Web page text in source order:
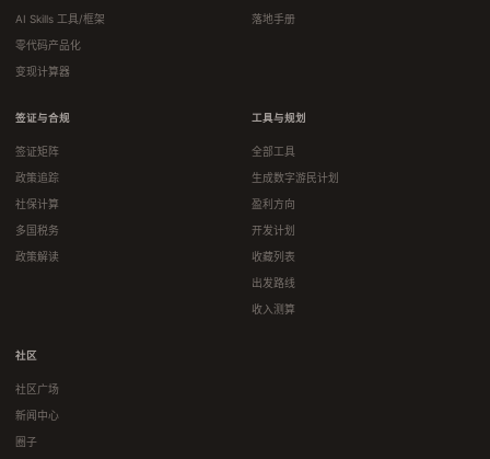
AI Skills 工具/框架
零代码产品化
变现计算器
落地手册
签证与合规
签证矩阵
政策追踪
社保计算
多国税务
政策解读
工具与规划
全部工具
生成数字游民计划
盈利方向
开发计划
收藏列表
出发路线
收入测算
社区
社区广场
新闻中心
圈子